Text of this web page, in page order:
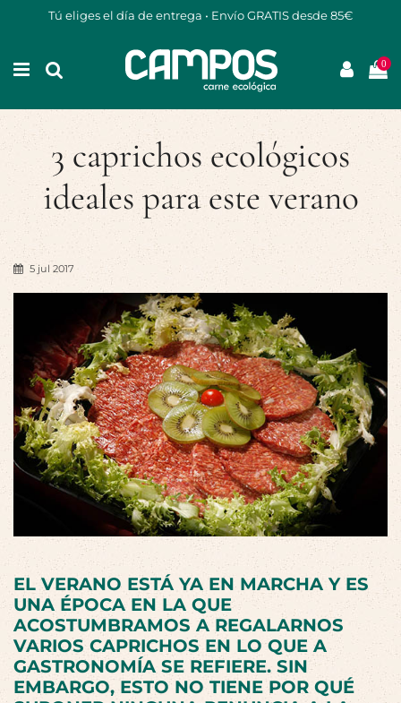
Tú eliges el día de entrega • Envío GRATIS desde 85€
0
3 caprichos ecológicos
ideales para este verano
5 jul 2017
ELVERANO ESTÁ YA EN MARCHA Y ES
UNA ÉPOCA EN LA QUE
ACOSTUMBRAMOS A REGALARNOS
VARIOSCAPRICHOSEN LO QUE A
GASTRONOMÍA SE REFIERE. SIN
EMBARGO, ESTO NO TIENE POR QUÉ